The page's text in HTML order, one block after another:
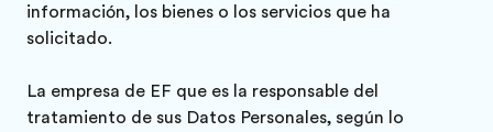
información, los bienes o los servicios que ha
solicitado.
La empresa de EF que es la responsable del
tratamiento de sus Datos Personales, según lo